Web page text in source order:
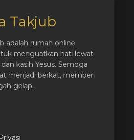
Takjub
adalah rumah online
menguatkan hati lewat
kasih Yesus. Semoga
menjadi berkat, memberi
gelap.